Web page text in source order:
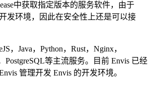
中获取指定版本的服务软件，由于
发环境，因此在安全性上还是可以接
，Java，Python，Rust，Nginx，
PostgreSQL等主流服务。目前 Envis 已经
管理开发 Envis 的开发环境。